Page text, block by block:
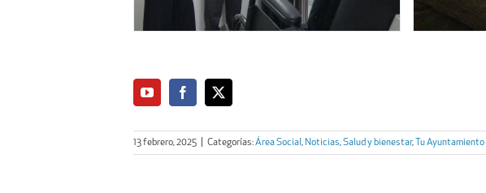
13 febrero, 2025 Categorías:Área Social, Noticias,Salud y bienestar, Tu Ayuntamiento